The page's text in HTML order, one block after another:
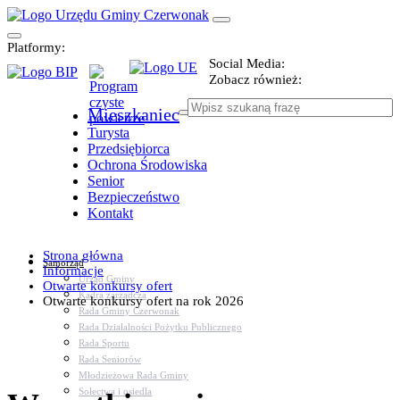
Platformy:
Social Media:
Zobacz również:
Mieszkaniec
Turysta
Przedsiębiorca
Ochrona Środowiska
Senior
Bezpieczeństwo
Kontakt
Samorząd
Urząd Gminy
Kadra zarządcza
Rada Gminy Czerwonak
Rada Działalności Pożytku Publicznego
Rada Sportu
Rada Seniorów
Młodzieżowa Rada Gminy
Sołectwa i osiedla
Strona główna
Informacje
Otwarte konkursy ofert
Otwarte konkursy ofert na rok 2026